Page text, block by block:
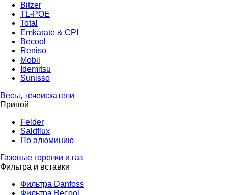
Bitzer
TL-POE
Total
Emkarate & CPI
Becool
Reniso
Mobil
Idemitsu
Sunisso
Весы, течеискатели
Припой
Felder
Saldflux
По алюминию
Газовые горелки и газ
Фильтра и вставки
Фильтра Danfoss